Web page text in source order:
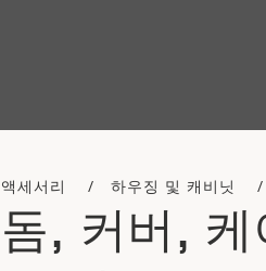
액세서리 하우징 및 캐비닛
돔, 커버, 케